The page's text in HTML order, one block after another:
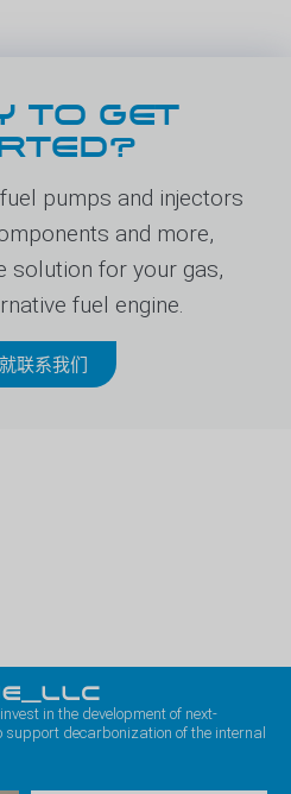
TO GET
pumps and injectors
and more,
solution for your gas,
fuel engine.
联系我们
in the development of next-
support decarbonization of the internal